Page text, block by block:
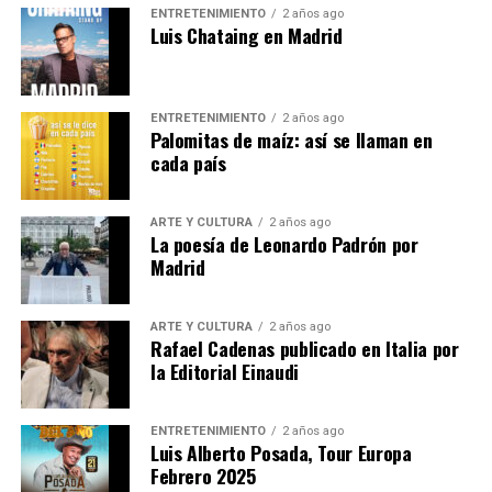
momento en que estará
acompañado por los escritores Karina Sáinz Borgo
y Juan Carlos Méndez Guédez,
escritura y la manera de entender la
poesía que signa el trabajo del autor caraqueño.
Las entradas están agotadas.
Se puede seguir en :
Presentación del libro «La difícil belleza de las
esquinas», de Leonardo Padrón
Emisión en directo | Instituto Cervantes
Nota
Post Views: 1.177
ENTRETENIMIENTO 2 años ago
Luis Chataing en Madrid
ENTRETENIMIENTO 2 años ago
Palomitas de maíz: así se llaman en
cada país
ARTE Y CULTURA 2 años ago
La poesía de Leonardo Padrón por
Madrid
ARTE Y CULTURA 2 años ago
Rafael Cadenas publicado en Italia por
la Editorial Einaudi
ENTRETENIMIENTO 2 años ago
Luis Alberto Posada, Tour Europa
Febrero 2025